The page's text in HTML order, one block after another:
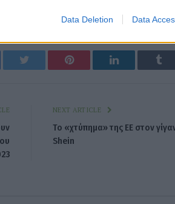
Data Deletion Data
Pinterest LinkedIn
NEXT ARTICLE
Το «χτύπημα» της ΕΕ στον
Shein